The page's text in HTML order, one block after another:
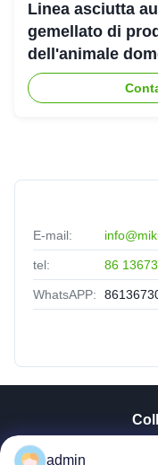
Linea asciutta
gemellato di
dell'animale
SLG70
parallelo
E-mail:
tel: 86
WhatsAPP:
admin